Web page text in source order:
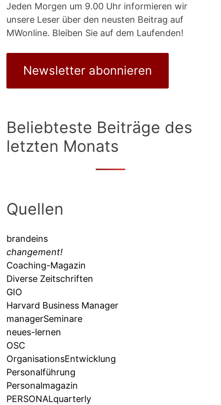
Jeden Morgen um 9.00 Uhr informieren wir
unsere Leser über den neusten Beitrag auf
MWonline. Bleiben Sie auf dem Laufenden!
Newsletter abonnieren
Beliebteste Beiträge des
letzten Monats
Quellen
brandeins
changement!
Coaching-Magazin
Diverse Zeitschriften
GIO
Harvard Business Manager
managerSeminare
neues-lernen
OSC
OrganisationsEntwicklung
Personalführung
Personalmagazin
PERSONALquarterly